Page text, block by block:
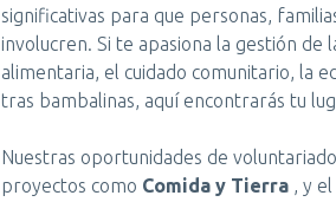
significativas para que personas,
involucren. Si te apasiona la gestión de
alimentaria, el cuidado comunitario, la
tras bambalinas, aquí encontrarás tu
Nuestras oportunidades de
proyectos como Comida y Tierra , y